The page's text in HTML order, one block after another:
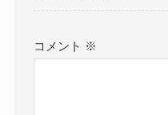
コメント ※